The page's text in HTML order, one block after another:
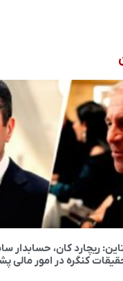
ریچارد کان، حسابدار
کنگره در امور مالی